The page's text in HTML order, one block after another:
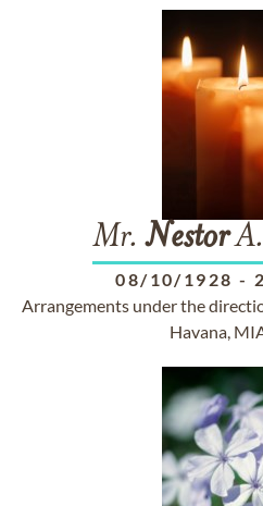
Mr.NestorA.
08/10/1928 -
Arrangements under the
Havana,